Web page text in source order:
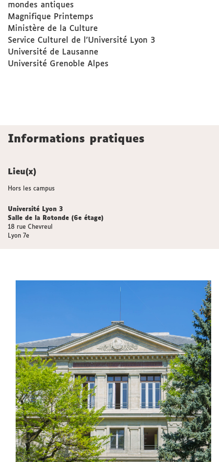
mondes antiques
Magnifique Printemps
Ministère de la Culture
Service Culturel de l’Université Lyon 3
Université de Lausanne
Université Grenoble Alpes
Informations pratiques
Lieu(x)
Hors les campus
Université Lyon 3
Salle de la Rotonde (6e étage)
18 rue Chevreul
Lyon 7e